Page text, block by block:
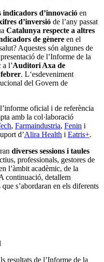
d’innovació en
d’inversió de l’any passat
Catalunya respecte a altres
de gènere en el
Aquestes són algunes de
de l’Informe de la
l’Auditori Axa de
. L‘esdeveniment
del Govern de
oficial i de referència
amb la col·laboració
, Farmaindustria, Fenin i
d’Alira Health i Eatris+.
diverses sessions i taules
professionals, gestores de
l’àmbit acadèmic, de la
continuació, detallem
s’abordaran en els diferents
resultats de l’Informe de la